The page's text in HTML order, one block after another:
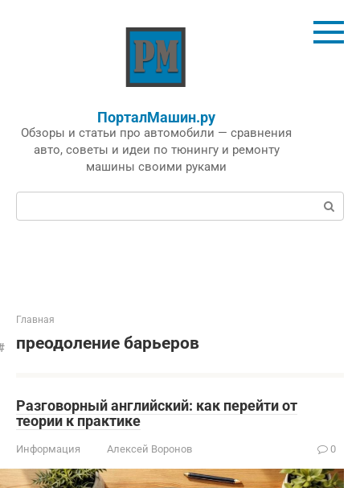
ПорталМашин.ру
Обзоры и статьи про автомобили — сравнения
авто, советы и идеи по тюнингу и ремонту
машины своими руками
Поиск:
Главная
преодоление барьеров
Разговорный английский: как перейти от
теории к практике
Информация Алексей Воронов 0